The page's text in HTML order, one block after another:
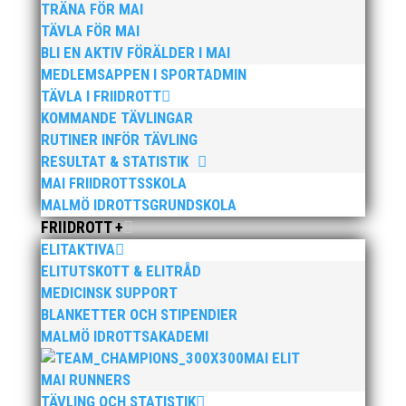
TRÄNA FÖR MAI
TÄVLA FÖR MAI
BLI EN AKTIV FÖRÄLDER I MAI
MEDLEMSAPPEN I SPORTADMIN
TÄVLA I FRIIDROTT
KOMMANDE TÄVLINGAR
RUTINER INFÖR TÄVLING
RESULTAT & STATISTIK
MAI FRIIDROTTSSKOLA
MALMÖ IDROTTSGRUNDSKOLA
FRIIDROTT +
ELITAKTIVA
ELITUTSKOTT & ELITRÅD
MEDICINSK SUPPORT
BLANKETTER OCH STIPENDIER
MALMÖ IDROTTSAKADEMI
MAI ELIT
MAI RUNNERS
TÄVLING OCH STATISTIK
Publicerat tidigare
Söndagen den 13 november arrangerar vi återigen
vårt höstlopp med en snabb och platt bana i
natursköna Bunkeflostrand strax söder om
Öresundsbron. Distanserna 5 KM och 10 KM Anmälan
och info, klicka här!